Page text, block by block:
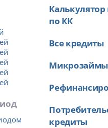
по КК
Все кредиты
Микрозаймы
кредиты